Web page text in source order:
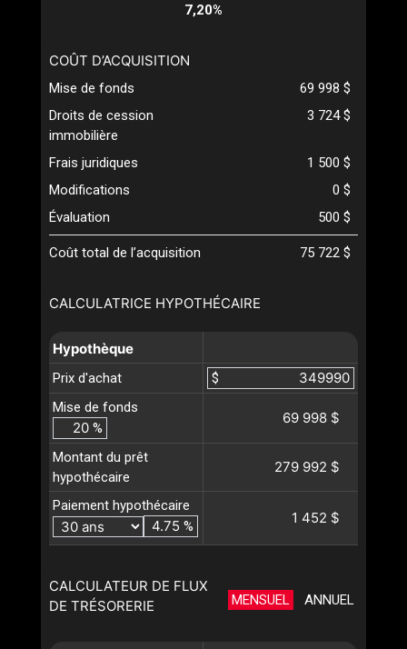
CALCULATRICE HYPOTHÉCAIRE
Hypothèque
Prix d'achat
$
Mise de fonds
%
69 998 $
Montant du prêt
hypothécaire
279 992 $
Paiement hypothécaire
%
1 452 $
CALCULATEUR DE FLUX
DE TRÉSORERIE
MENSUEL ANNUEL
7,20%
COÛT D’ACQUISITION
Mise de fonds
69 998 $
Droits de cession
immobilière
3 724 $
Frais juridiques
1 500 $
Modifications
0 $
Évaluation
500 $
Coût total de l’acquisition 75 722 $